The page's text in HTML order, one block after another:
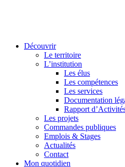
Découvrir
Le territoire
L’institution
Les élus
Les compétences
Les services
Documentation
Rapport
Les projets
Commandes publiques
Emplois & Stages
Actualités
Contact
Mon quotidien